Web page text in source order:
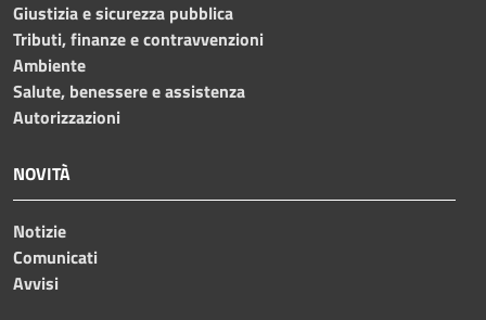
Giustizia e sicurezza pubblica
Tributi, finanze e contravvenzioni
Ambiente
Salute, benessere e assistenza
Autorizzazioni
NOVITÀ
Notizie
Comunicati
Avvisi